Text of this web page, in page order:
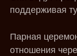
поддерживая
Парная
отношения